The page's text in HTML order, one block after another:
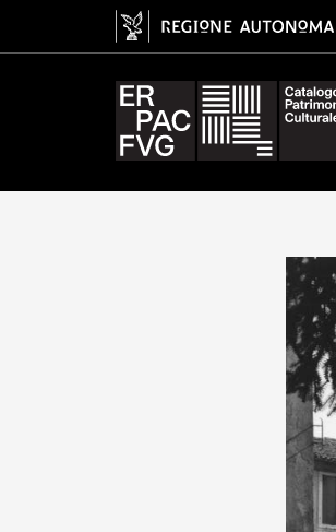
Giardino di Villa